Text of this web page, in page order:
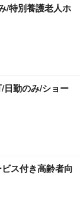
/特別養護老人ホ
日勤のみ/ショー
ス付き高齢者向